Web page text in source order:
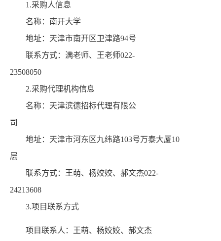
1.采购人信息
名称：南开大学
地址：天津市南开区卫津路94号
联系方式：满老师、王老师022-
23508050
2.采购代理机构信息
名称：天津滨德招标代理有限公
司
地址：天津市河东区九纬路103号万泰大厦10
层
联系方式：王萌、杨姣姣、郝文杰022-
24213608
3.项目联系方式
项目联系人：王萌、杨姣姣、郝文杰